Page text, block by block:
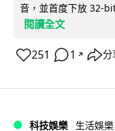
音，並首度下放 32-
閱讀全文
251 1 ↗ 分
科技娛樂 生活娛樂